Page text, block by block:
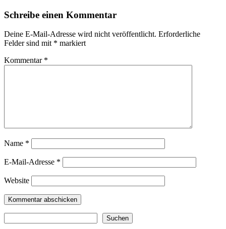
Schreibe einen Kommentar
Deine E-Mail-Adresse wird nicht veröffentlicht. Erforderliche
Felder sind mit * markiert
Kommentar *
Name *
E-Mail-Adresse *
Website
Suchen